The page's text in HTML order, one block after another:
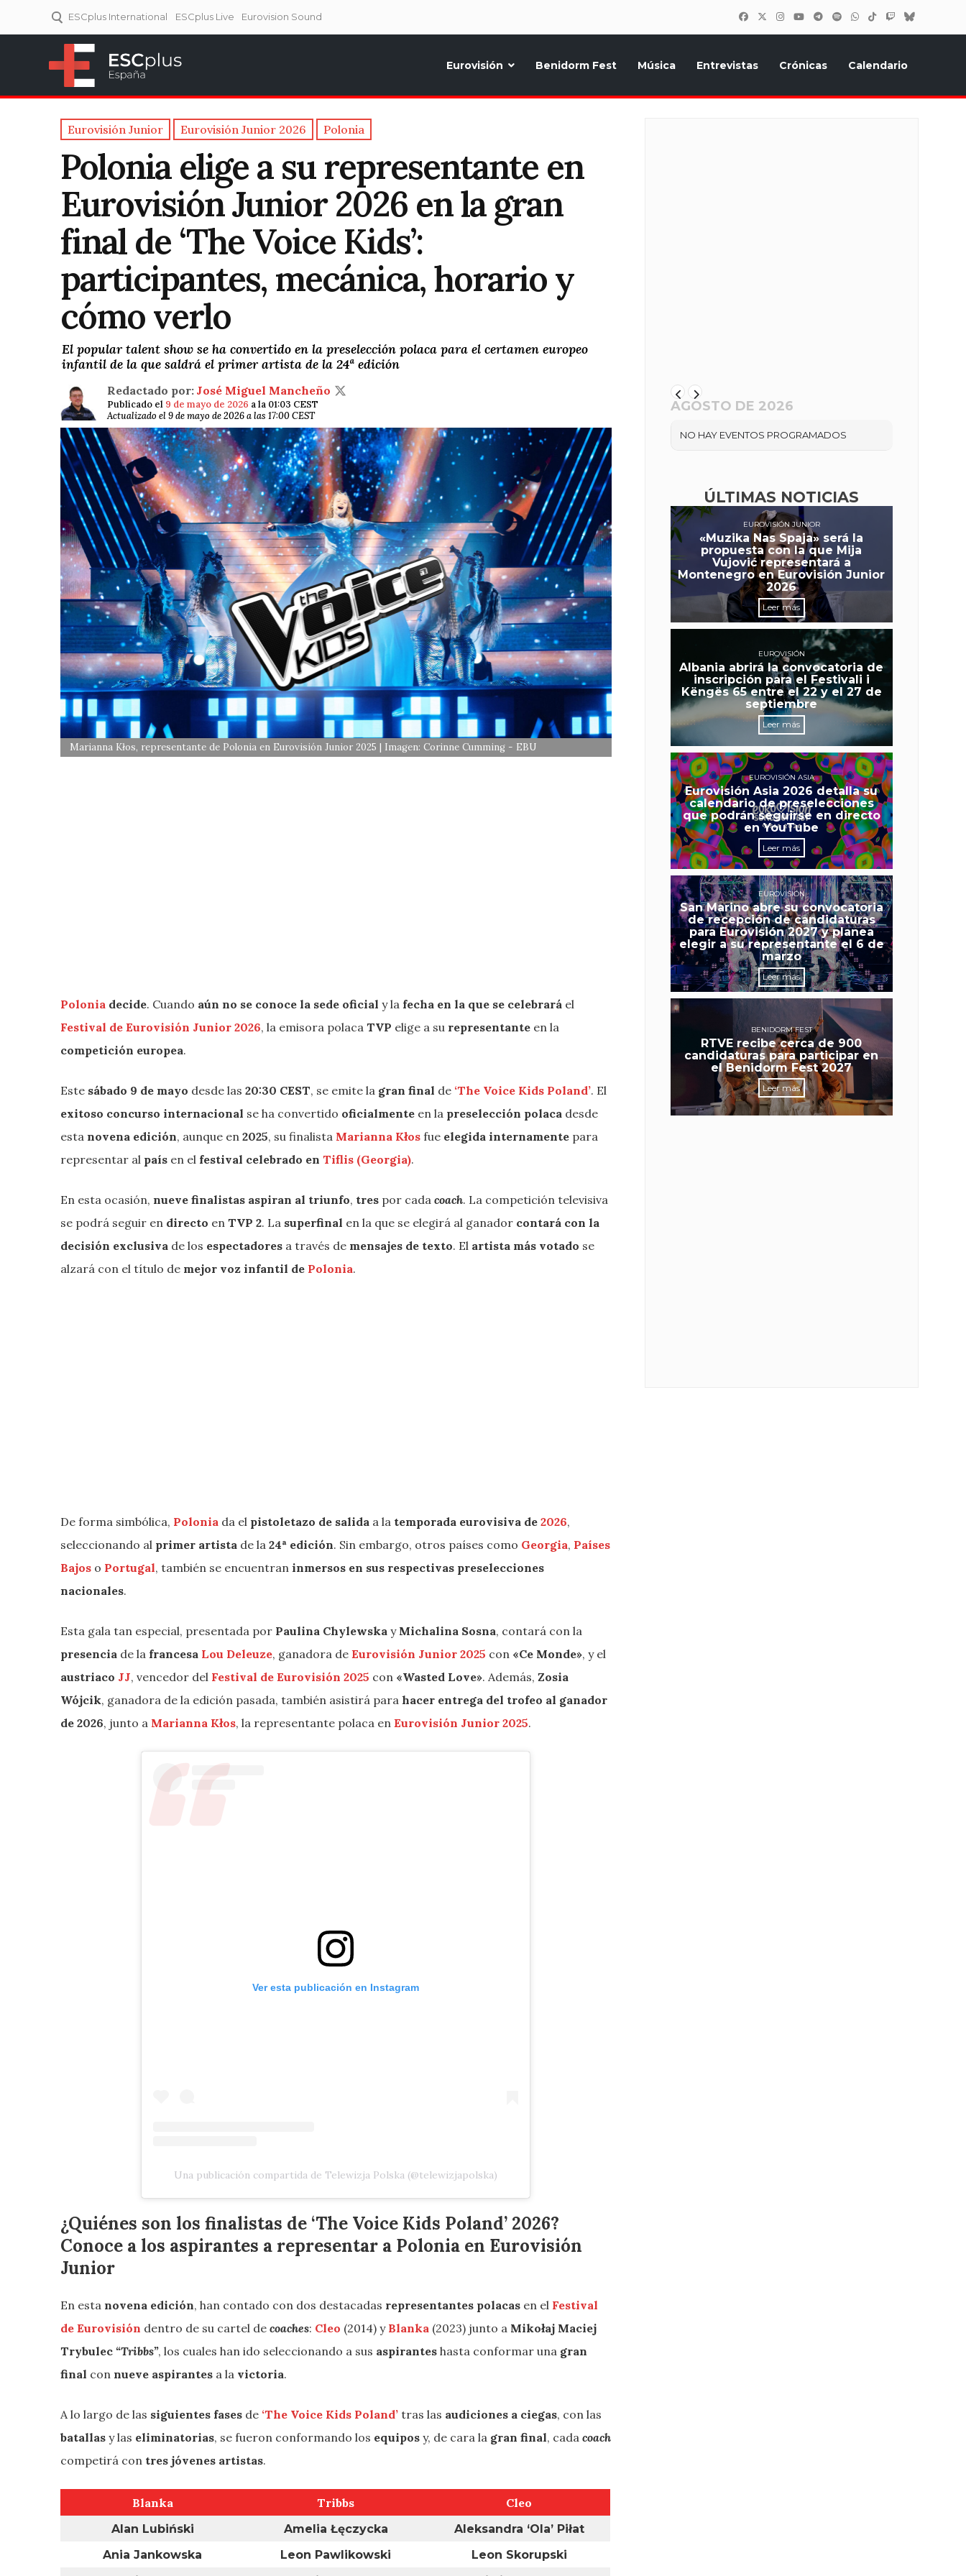
ESCplus International ESCplus Live Eurovision Sound
Eurovisión Benidorm Fest Música Entrevistas Crónicas Calendario
Eurovisión Junior Eurovisión Junior 2026 Polonia
Polonia elige a su representante en
Eurovisión Junior 2026 en la gran
final de ‘The Voice Kids’:
participantes, mecánica, horario y
cómo verlo
El popular talent show se ha convertido en la preselección polaca para el certamen europeo
infantil de la que saldrá el primer artista de la 24ª edición
Redactado por: José Miguel Mancheño
Publicado el 9 de mayo de 2026 a la 01:03 CEST
Actualizado el 9 de mayo de 2026 a las 17:00 CEST
Marianna Kłos, representante de Polonia en Eurovisión Junior 2025 | Imagen: Corinne Cumming - EBU
Polonia decide. Cuando aún no se conoce la sede oficial y la fecha en la que se celebrará el
Festival de Eurovisión Junior 2026, la emisora polaca TVP elige a su representante en la
competición europea.
Este sábado 9 de mayo desde las 20:30 CEST, se emite la gran final de ‘The Voice Kids Poland’. El
exitoso concurso internacional se ha convertido oficialmente en la preselección polaca desde
esta novena edición, aunque en 2025, su finalista Marianna Kłos fue elegida internamente para
representar al país en el festival celebrado en Tiflis (Georgia).
En esta ocasión, nueve finalistas aspiran al triunfo, tres por cada coach. La competición televisiva
se podrá seguir en directo en TVP 2. La superfinal en la que se elegirá al ganador contará con la
decisión exclusiva de los espectadores a través de mensajes de texto. El artista más votado se
alzará con el título de mejor voz infantil de Polonia.
De forma simbólica, Polonia da el pistoletazo de salida a la temporada eurovisiva de 2026,
seleccionando al primer artista de la 24ª edición. Sin embargo, otros países como Georgia, Países
Bajos o Portugal, también se encuentran inmersos en sus respectivas preselecciones
nacionales.
Esta gala tan especial, presentada por Paulina Chylewska y Michalina Sosna, contará con la
presencia de la francesa Lou Deleuze, ganadora de Eurovisión Junior 2025 con «Ce Monde», y el
austriaco JJ, vencedor del Festival de Eurovisión 2025 con «Wasted Love». Además, Zosia
Wójcik, ganadora de la edición pasada, también asistirá para hacer entrega del trofeo al ganador
de 2026, junto a Marianna Kłos, la representante polaca en Eurovisión Junior 2025.
Ver esta publicación en Instagram
Una publicación compartida de Telewizja Polska (@telewizjapolska)
¿Quiénes son los finalistas de ‘The Voice Kids Poland’ 2026?
Conoce a los aspirantes a representar a Polonia en Eurovisión
Junior
En esta novena edición, han contado con dos destacadas representantes polacas en el Festival
de Eurovisión dentro de su cartel de coaches: Cleo (2014) y Blanka (2023) junto a Mikołaj Maciej
Trybulec “Tribbs”, los cuales han ido seleccionando a sus aspirantes hasta conformar una gran
final con nueve aspirantes a la victoria.
A lo largo de las siguientes fases de ‘The Voice Kids Poland’ tras las audiciones a ciegas, con las
batallas y las eliminatorias, se fueron conformando los equipos y, de cara la gran final, cada coach
competirá con tres jóvenes artistas.
Blanka Tribbs Cleo
Alan Lubiński Amelia Łęczycka
Aleksandra ‘Ola’ Piłat
Ania Jankowska
Leon Pawlikowski
Leon Skorupski
AGOSTO DE 2026
NO HAY EVENTOS PROGRAMADOS
ÚLTIMAS NOTICIAS
EUROVISIÓN JUNIOR
«Muzika Nas Spaja» será la
propuesta con la que Mija
Vujović representará a
Montenegro en Eurovisión Junior
2026
Leer más
EUROVISIÓN
Albania abrirá la convocatoria de
inscripción para el Festivali i
Këngës 65 entre el 22 y el 27 de
septiembre
Leer más
EUROVISIÓN ASIA
Eurovisión Asia 2026 detalla su
calendario de preselecciones
que podrán seguirse en directo
en YouTube
Leer más
EUROVISIÓN
San Marino abre su convocatoria
de recepción de candidaturas
para Eurovisión 2027 y planea
elegir a su representante el 6 de
marzo
Leer más
BENIDORM FEST
RTVE recibe cerca de 900
candidaturas para participar en
el Benidorm Fest 2027
Leer más